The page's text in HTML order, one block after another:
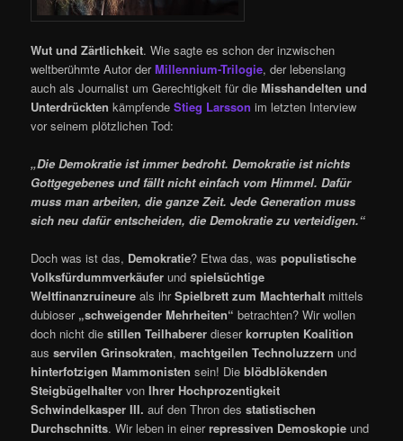
Wut und Zärtlichkeit. Wie sagte es schon der inzwischen
weltberühmte Autor derMillennium-Trilogie, der lebenslang
auch als Journalist um Gerechtigkeit für dieMisshandelten und
Unterdrückten kämpfendeStieg Larsson im letzten Interview
vor seinem plötzlichen Tod:
„Die Demokratie ist immer bedroht. Demokratie ist nichts
Gottgegebenes und fällt nicht einfach vom Himmel. Dafür
muss man arbeiten, die ganze Zeit. Jede Generation muss
sich neu dafür entscheiden, die Demokratie zu verteidigen.“
Doch was ist das, Demokratie? Etwa das, waspopulistische
Volksfürdummverkäufer undspielsüchtige
Weltfinanzruineure als ihrSpielbrett zum Machterhalt mittels
dubioser „schweigender Mehrheiten“ betrachten? Wir wollen
doch nicht diestillen Teilhaberer dieserkorrupten Koalition
ausservilen Grinsokraten,machtgeilen Technoluzzern und
hinterfotzigen Mammonisten sein! Dieblödblökenden
Steigbügelhalter vonIhrer Hochprozentigkeit
Schwindelkasper III. auf den Thron desstatistischen
Durchschnitts. Wir leben in einerrepressiven Demoskopie und